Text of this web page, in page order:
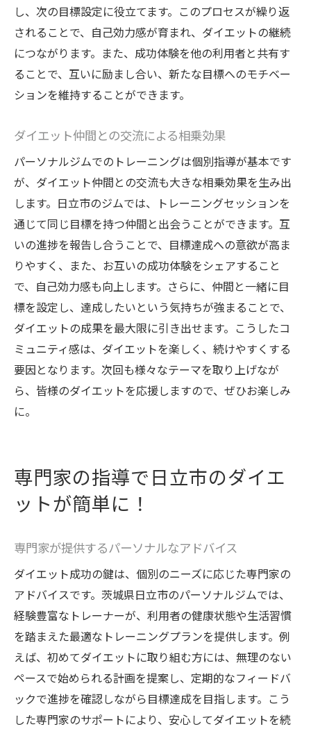
し、次の目標設定に役立てます。このプロセスが繰り返
されることで、自己効力感が育まれ、ダイエットの継続
につながります。また、成功体験を他の利用者と共有す
ることで、互いに励まし合い、新たな目標へのモチベー
ションを維持することができます。
ダイエット仲間との交流による相乗効果
パーソナルジムでのトレーニングは個別指導が基本です
が、ダイエット仲間との交流も大きな相乗効果を生み出
します。日立市のジムでは、トレーニングセッションを
通じて同じ目標を持つ仲間と出会うことができます。互
いの進捗を報告し合うことで、目標達成への意欲が高ま
りやすく、また、お互いの成功体験をシェアすること
で、自己効力感も向上します。さらに、仲間と一緒に目
標を設定し、達成したいという気持ちが強まることで、
ダイエットの成果を最大限に引き出せます。こうしたコ
ミュニティ感は、ダイエットを楽しく、続けやすくする
要因となります。次回も様々なテーマを取り上げなが
ら、皆様のダイエットを応援しますので、ぜひお楽しみ
に。
専門家の指導で日立市のダイエ
ットが簡単に！
専門家が提供するパーソナルなアドバイス
ダイエット成功の鍵は、個別のニーズに応じた専門家の
アドバイスです。茨城県日立市のパーソナルジムでは、
経験豊富なトレーナーが、利用者の健康状態や生活習慣
を踏まえた最適なトレーニングプランを提供します。例
えば、初めてダイエットに取り組む方には、無理のない
ペースで始められる計画を提案し、定期的なフィードバ
ックで進捗を確認しながら目標達成を目指します。こう
した専門家のサポートにより、安心してダイエットを続